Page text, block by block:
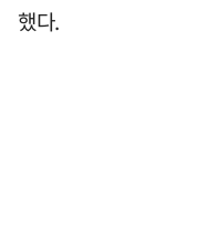
했다.